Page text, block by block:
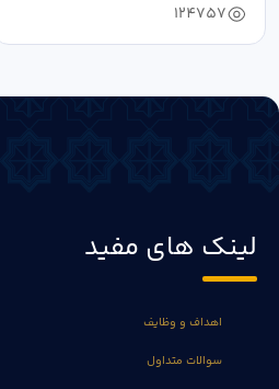
124757
لینک های مفید
اهداف و وظایف
سوالات متداول